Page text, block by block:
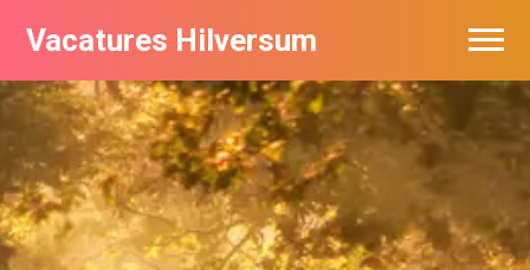
Vacatures Hilversum
Vacatures per bedrijf in Hilversum
De populairste vacatures in Hilversum